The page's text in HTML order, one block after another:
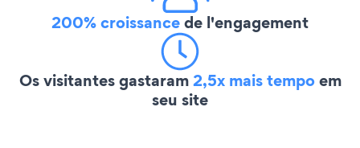
200% croissancede l'engagement
Os visitantes gastaram2,5x mais tempoem
seu site